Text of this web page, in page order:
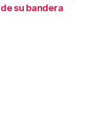
su bandera